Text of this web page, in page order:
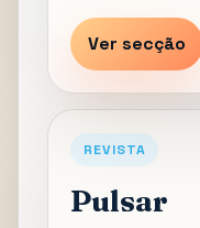
Ver secção
REVISTA
Pulsar